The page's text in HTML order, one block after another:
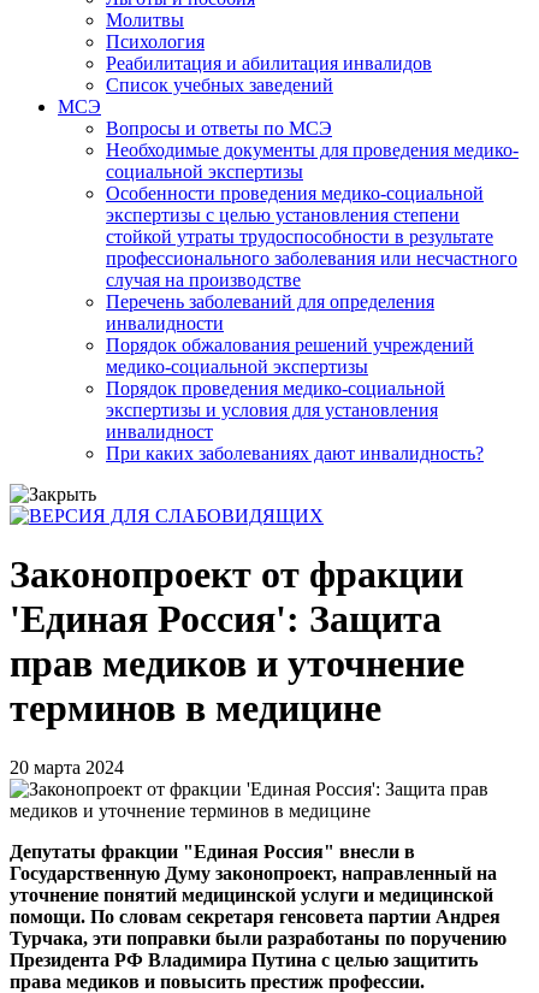
Молитвы
Психология
Реабилитация и абилитация инвалидов
Список учебных заведений
МСЭ
Вопросы и ответы по МСЭ
Необходимые документы для проведения медико-
социальной экспертизы
Особенности проведения медико-социальной
экспертизы с целью установления степени
стойкой утраты трудоспособности в результате
профессионального заболевания или несчастного
случая на производстве
Перечень заболеваний для определения
инвалидности
Порядок обжалования решений учреждений
медико-социальной экспертизы
Порядок проведения медико-социальной
экспертизы и условия для установления
инвалидност
При каких заболеваниях дают инвалидность?
Законопроект от фракции
'Единая Россия': Защита
прав медиков и уточнение
терминов в медицине
20 марта 2024
Депутаты фракции "Единая Россия" внесли в
Государственную Думу законопроект, направленный на
уточнение понятий медицинской услуги и медицинской
помощи. По словам секретаря генсовета партии Андрея
Турчака, эти поправки были разработаны по поручению
Президента РФ Владимира Путина с целью защитить
права медиков и повысить престиж профессии.